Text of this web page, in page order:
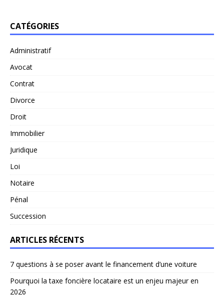
CATÉGORIES
Administratif
Avocat
Contrat
Divorce
Droit
Immobilier
Juridique
Loi
Notaire
Pénal
Succession
ARTICLES RÉCENTS
7 questions à se poser avant le financement d’une voiture
Pourquoi la taxe foncière locataire est un enjeu majeur en
2026